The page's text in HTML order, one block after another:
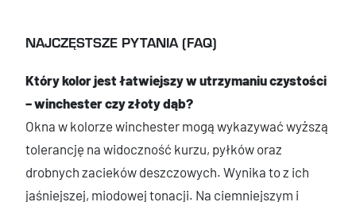
NAJCZĘSTSZE PYTANIA (FAQ)
Który kolor jest łatwiejszy w utrzymaniu czystości
– winchester czy złoty dąb?
Okna w kolorze winchester mogą wykazywać wyższą
tolerancję na widoczność kurzu, pyłków oraz
drobnych zacieków deszczowych. Wynika to z ich
jaśniejszej, miodowej tonacji. Na ciemniejszym i